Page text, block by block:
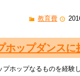
教育費
ホップダンスに
プホップなるものを経験